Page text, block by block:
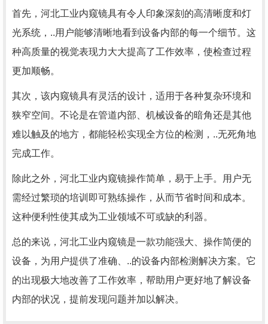
首先，河北工业内窥镜具有令人印象深刻的高清晰度和灯
光系统，..用户能够清晰地看到设备内部的每一个细节。这
种高质量的视觉表现力大大提高了工作效率，使检查过程
更加顺畅。
其次，该内窥镜具有灵活的设计，适用于各种复杂环境和
狭窄空间。不论是在管道内部、机械设备的暗角还是其他
难以触及的地方，都能轻松实现全方位的检测，..无死角地
完成工作。
除此之外，河北工业内窥镜操作简单，易于上手。用户无
需经过繁琐的培训即可熟练操作，从而节省时间和成本。
这种便利性使其成为工业领域不可或缺的利器。
总的来说，河北工业内窥镜是一款功能强大、操作简便的
设备，为用户提供了准确、..的设备内部检测解决方案。它
的出现极大地改善了工作效率，帮助用户更好地了解设备
内部的状况，提前发现问题并加以解决。